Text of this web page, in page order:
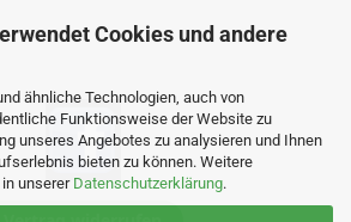
Cookies und andere
ähnliche Technologien, auch von
Funktionsweise der Website zu
unseres Angebotes zu analysieren und Ihnen
bieten zu können. Weitere
unserer Datenschutzerklärung.